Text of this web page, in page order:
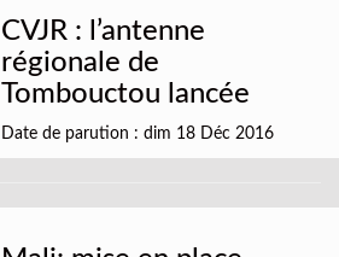
CVJR : l’antenne
régionale de
Tombouctou lancée
Date de parution : dim 18 Déc 2016